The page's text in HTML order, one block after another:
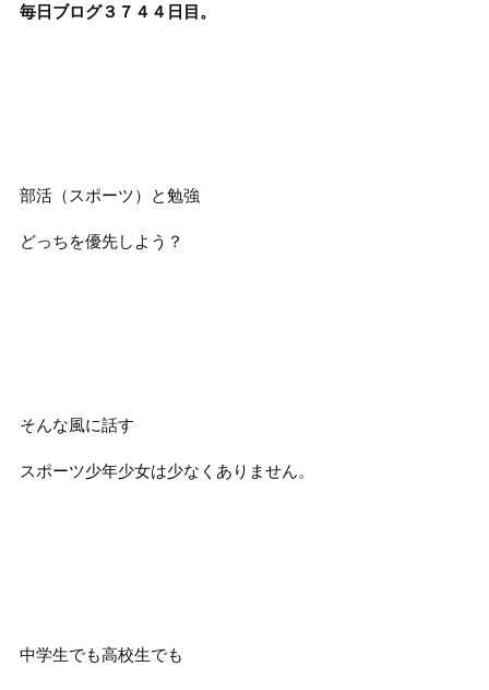
毎日ブログ３７４４ 日目。
部活（スポーツ）と勉強
どっちを優先しよう？
そんな風に話す
スポーツ少年少女は少なくありません。
中学生でも高校生でも